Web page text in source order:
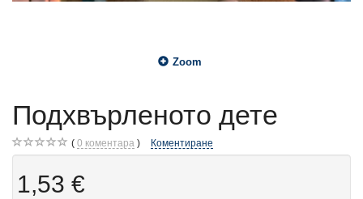
Zoom
Подхвърленото дете
0 коментара Коментиране
1,53 €